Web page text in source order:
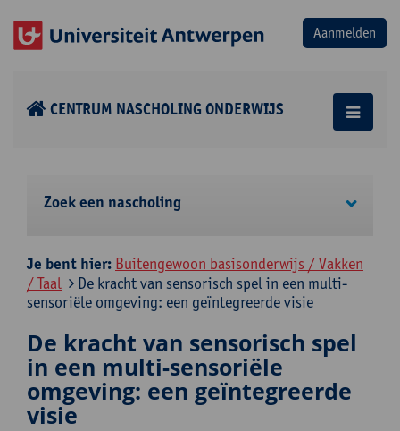
CENTRUM NASCHOLING ONDERWIJS
Zoek een nascholing
Je bent hier: Buitengewoon basisonderwijs / Vakken
/ Taal
De kracht van sensorisch spel in een multi-
sensoriële omgeving: een geïntegreerde visie
De kracht van sensorisch spel
in een multi-sensoriële
omgeving: een geïntegreerde
visie